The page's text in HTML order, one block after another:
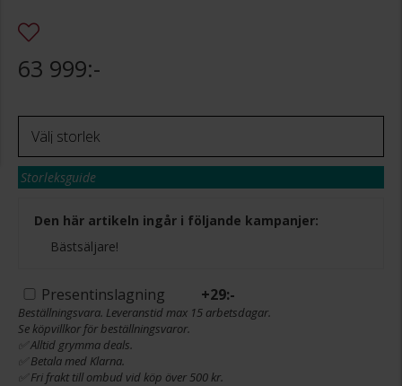
63 999:-
Storleksguide
Den här artikeln ingår i följande kampanjer:
Bästsäljare!
Presentinslagning +29:-
Beställningsvara. Leveranstid max 15 arbetsdagar.
Se köpvillkor för beställningsvaror.
✅ Alltid grymma deals.
✅ Betala med Klarna.
✅ Fri frakt till ombud vid köp över 500 kr.